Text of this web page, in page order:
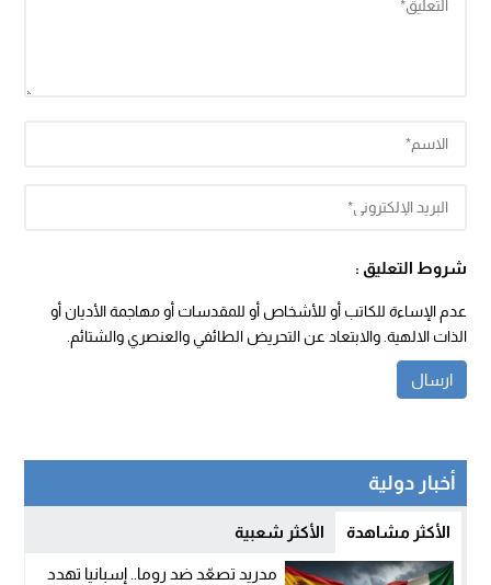
شروط التعليق :
عدم الإساءة للكاتب أو للأشخاص أو للمقدسات أو مهاجمة الأديان أو
الذات الالهية. والابتعاد عن التحريض الطائفي والعنصري والشتائم.
أخبار دولية
الأكثر مشاهدة الأكثر شعبية
مدريد تصعّد ضد روما.. إسبانيا تهدد